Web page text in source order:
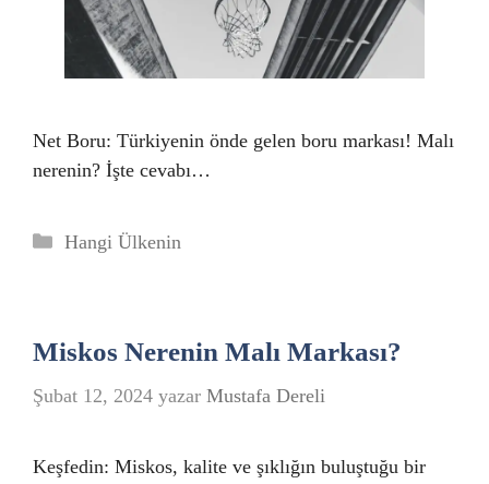
Net Boru: Türkiyenin önde gelen boru markası! Malı
nerenin? İşte cevabı…
Kategoriler
Hangi Ülkenin
Miskos Nerenin Malı Markası?
Şubat 12, 2024 yazar Mustafa Dereli
Keşfedin: Miskos, kalite ve şıklığın buluştuğu bir